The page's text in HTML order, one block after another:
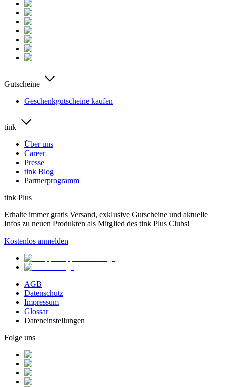
Gutscheine
Geschenkgutscheine kaufen
tink
Über uns
Career
Presse
tink Blog
Partnerprogramm
tink Plus
Erhalte immer gratis Versand, exklusive Gutscheine und aktuelle
Infos zu neuen Produkten als Mitglied des tink Plus Clubs!
Kostenlos anmelden
AGB
Datenschutz
Impressum
Glossar
Dateneinstellungen
Folge uns